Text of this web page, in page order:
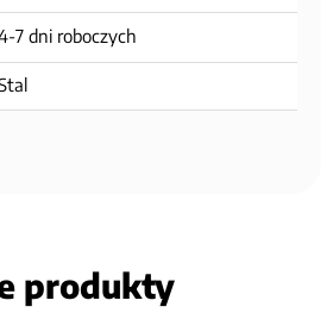
7 dni roboczych
produkty